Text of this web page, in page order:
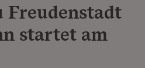
Freudenstadt
startet am